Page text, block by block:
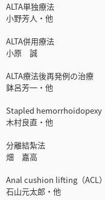
ALTA単独療法
小野芳人・他
ALTA併用療法
小原 誠
ALTA療法後再発例の治療
鉢呂芳一・他
Stapled hemorrhoidopexy
木村良直・他
分離結紮法
畑 嘉高
Anal cushion lifting（ACL
石山元太郎・他